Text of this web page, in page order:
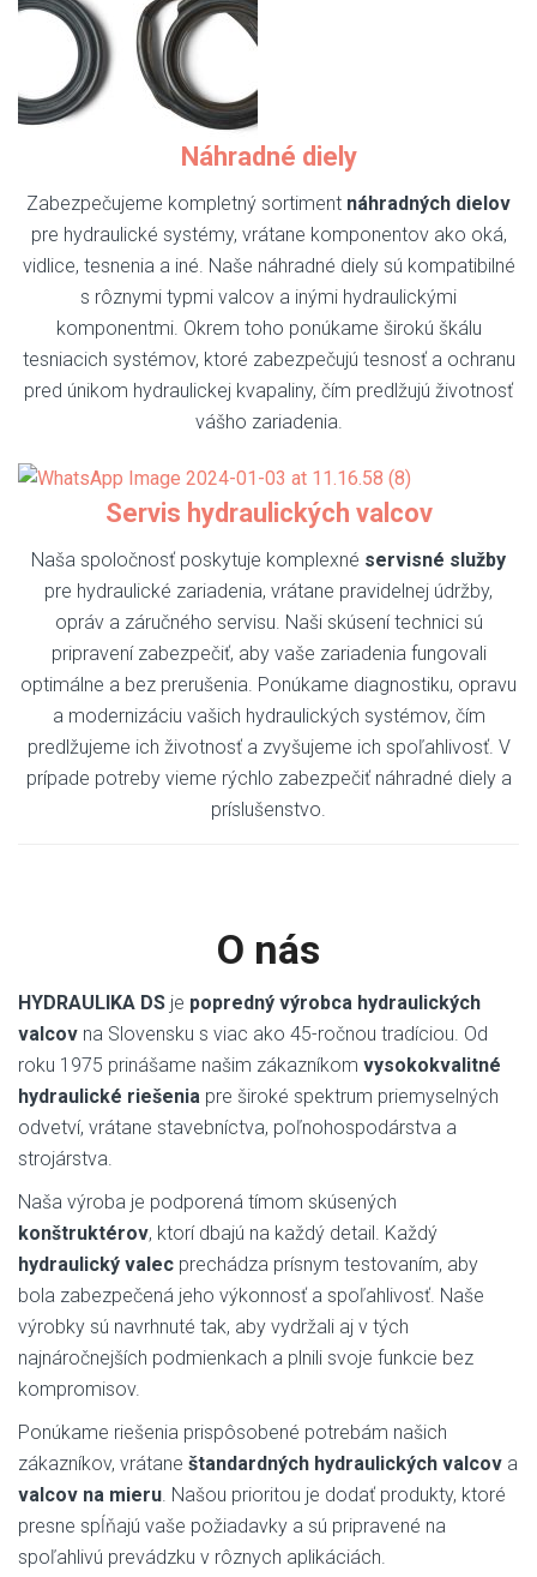
Náhradné diely
Zabezpečujeme kompletný sortiment náhradných dielov
pre hydraulické systémy, vrátane komponentov ako oká,
vidlice, tesnenia a iné. Naše náhradné diely sú kompatibilné
s rôznymi typmi valcov a inými hydraulickými
komponentmi. Okrem toho ponúkame širokú škálu
tesniacich systémov, ktoré zabezpečujú tesnosť a ochranu
pred únikom hydraulickej kvapaliny, čím predlžujú životnosť
vášho zariadenia.
Servis hydraulických valcov
Naša spoločnosť poskytuje komplexné servisné služby
pre hydraulické zariadenia, vrátane pravidelnej údržby,
opráv a záručného servisu. Naši skúsení technici sú
pripravení zabezpečiť, aby vaše zariadenia fungovali
optimálne a bez prerušenia. Ponúkame diagnostiku, opravu
a modernizáciu vašich hydraulických systémov, čím
predlžujeme ich životnosť a zvyšujeme ich spoľahlivosť. V
prípade potreby vieme rýchlo zabezpečiť náhradné diely a
príslušenstvo.
O nás
HYDRAULIKA DS je popredný výrobca hydraulických
valcov na Slovensku s viac ako 45-ročnou tradíciou. Od
roku 1975 prinášame našim zákazníkom vysokokvalitné
hydraulické riešenia pre široké spektrum priemyselných
odvetví, vrátane stavebníctva, poľnohospodárstva a
strojárstva.
Naša výroba je podporená tímom skúsených
konštruktérov, ktorí dbajú na každý detail. Každý
hydraulický valec prechádza prísnym testovaním, aby
bola zabezpečená jeho výkonnosť a spoľahlivosť. Naše
výrobky sú navrhnuté tak, aby vydržali aj v tých
najnáročnejších podmienkach a plnili svoje funkcie bez
kompromisov.
Ponúkame riešenia prispôsobené potrebám našich
zákazníkov, vrátane štandardných hydraulických valcov a
valcov na mieru. Našou prioritou je dodať produkty, ktoré
presne spĺňajú vaše požiadavky a sú pripravené na
spoľahlivú prevádzku v rôznych aplikáciách.